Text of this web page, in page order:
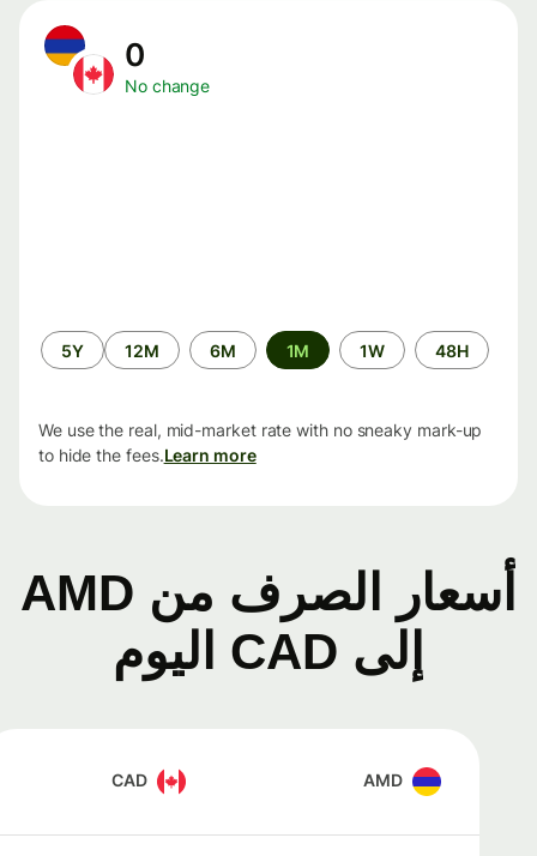
No change
الفترة
الزمنية
48H
1W
1M
6M
12M
5Y
We use the real, mid-market rate with no sneaky mark-up
to hide the fees.Learn more
أسعار الصرف من AMD
إلى CAD اليوم
AMD
CAD